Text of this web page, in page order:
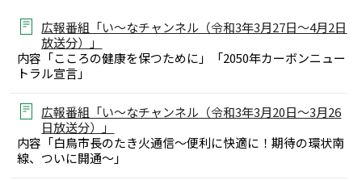
広報番組「い～なチャンネル（令和3年3月27日～4月2日
放送分）」
内容「こころの健康を保つために」「2050年カーボンニュー
トラル宣言」
広報番組「い～なチャンネル（令和3年3月20日～3月26
日放送分）」
内容「白鳥市長のたき火通信～便利に快適に！期待の環状南
線、ついに開通～」